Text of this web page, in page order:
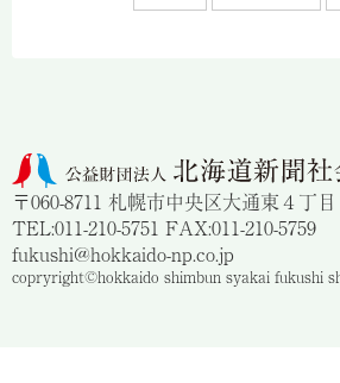
〒060-8711 札幌市中央区大通東４丁
TEL:011-210-5751 FAX:011-210-5759
fukushi@hokkaido-np.co.jp
copryright©hokkaido shimbun syakai fukushi